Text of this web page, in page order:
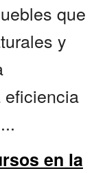
que
y
eficiencia
en la